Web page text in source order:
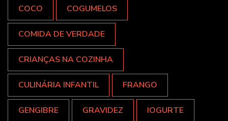
COCO COGUMELOS
COMIDA DE VERDADE
CRIANÇAS NA COZINHA
CULINÁRIA INFANTIL FRANGO
GENGIBRE GRAVIDEZ IOGURTE